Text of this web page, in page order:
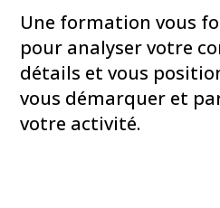
Une formation vous
pour analyser votre
détails et vous
vous démarquer et
votre activité.